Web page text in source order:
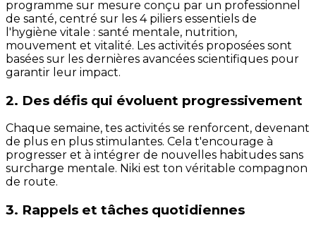
programme sur mesure conçu par un professionnel
de santé, centré sur les 4 piliers essentiels de
l'hygiène vitale : santé mentale, nutrition,
mouvement et vitalité. Les activités proposées sont
basées sur les dernières avancées scientifiques pour
garantir leur impact.
2. Des défis qui évoluent progressivement
Chaque semaine, tes activités se renforcent, devenant
de plus en plus stimulantes. Cela t'encourage à
progresser et à intégrer de nouvelles habitudes sans
surcharge mentale. Niki est ton véritable compagnon
de route.
3. Rappels et tâches quotidiennes